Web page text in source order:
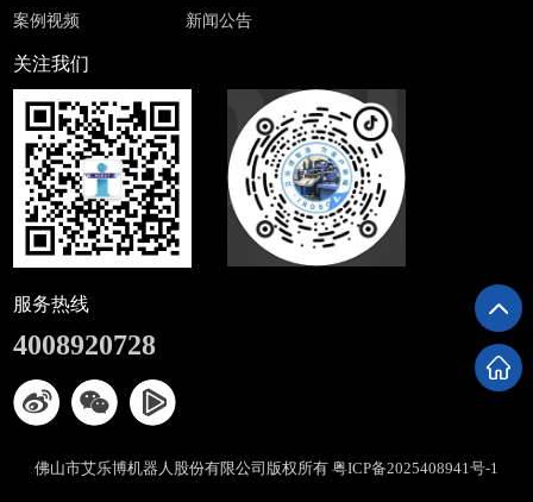
案例视频
新闻公告
关注我们
服务热线
4008920728
佛山市艾乐博机器人股份有限公司版权所有 粤ICP备2025408941号-1